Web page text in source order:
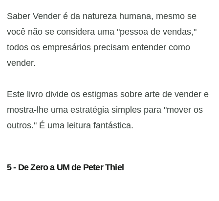
Saber Vender é da natureza humana, mesmo se
você não se considera uma "pessoa de vendas,"
todos os empresários precisam entender como
vender.
​Este livro divide os estigmas sobre arte de vender e
mostra-lhe uma estratégia simples para "mover os
outros." É uma leitura fantástica.
5 - De Zero a UM de Peter Thiel